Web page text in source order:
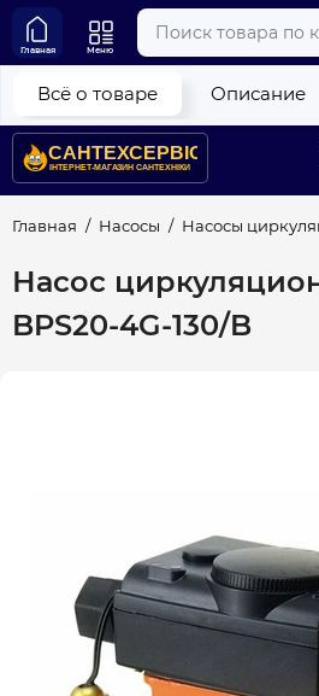
Главная Меню
Главная Насосы Насосы
Насос
BPS20-4G-130/B
Всё о товаре Описание